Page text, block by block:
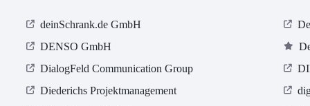
deinSchrank.de GmbH
DENSO GmbH
DialogFeld Communication Group
Diederichs Projektmanagement